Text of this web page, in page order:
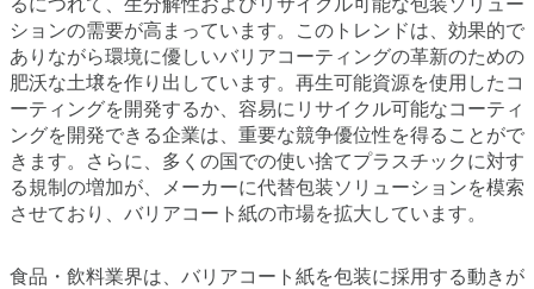
ションの需要が高まっています。このトレンドは、効果的で
ありながら環境に優しいバリアコーティングの革新のための
肥沃な土壌を作り出しています。再生可能資源を使用したコ
ーティングを開発するか、容易にリサイクル可能なコーティ
ングを開発できる企業は、重要な競争優位性を得ることがで
きます。さらに、多くの国での使い捨てプラスチックに対す
る規制の増加が、メーカーに代替包装ソリューションを模索
させており、バリアコート紙の市場を拡大しています。
食品・飲料業界は、バリアコート紙を包装に採用する動きが